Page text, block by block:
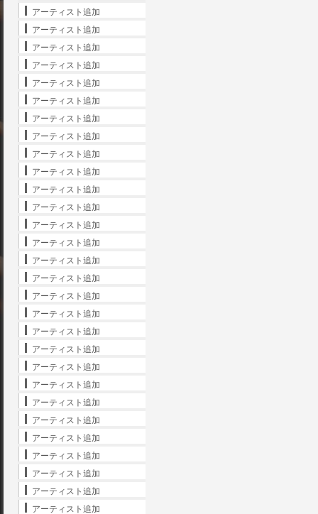
アーティスト追加
アーティスト追加
アーティスト追加
アーティスト追加
アーティスト追加
アーティスト追加
アーティスト追加
アーティスト追加
アーティスト追加
アーティスト追加
アーティスト追加
アーティスト追加
アーティスト追加
アーティスト追加
アーティスト追加
アーティスト追加
アーティスト追加
アーティスト追加
アーティスト追加
アーティスト追加
アーティスト追加
アーティスト追加
アーティスト追加
アーティスト追加
アーティスト追加
アーティスト追加
アーティスト追加
アーティスト追加
アーティスト追加